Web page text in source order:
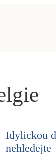
Idylickou
nehledejte